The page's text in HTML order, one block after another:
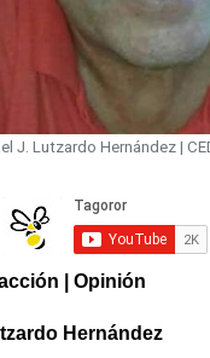
J. Lutzardo Hernández |
| Opinión
Hernández